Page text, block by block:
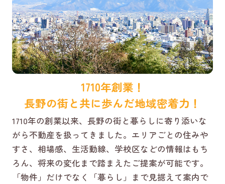
1710年創業！
長野の街と共に歩んだ地域密着力！
1710年の創業以来、長野の街と暮らしに寄り添いな
がら不動産を扱ってきました。エリアごとの住みや
すさ、相場感、生活動線、学校区などの情報はもち
ろん、将来の変化まで踏まえたご提案が可能です。
「物件」だけでなく「暮らし」まで見据えて案内で